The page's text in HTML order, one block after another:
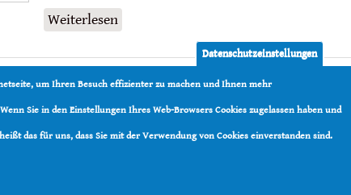
Weiterlesen
Mauerbienen Datenschutzeinstellungen
um Ihren Besuch effizienter zu machen und Ihnen mehr
Sie in den Einstellungen Ihres Web-Browsers Cookies zugelassen haben und
das für uns, dass Sie mit der Verwendung von Cookies einverstanden sind.